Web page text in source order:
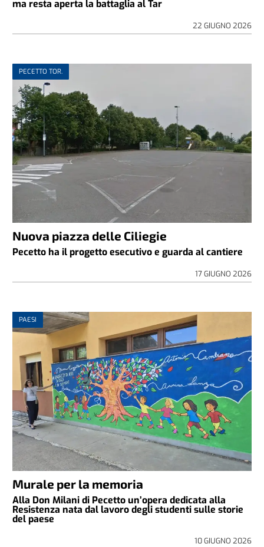
ma resta aperta la battaglia al Tar
22 GIUGNO 2026
PECETTO TOR.
Nuova piazza delle Ciliegie
Pecetto ha il progetto esecutivo e guarda al cantiere
17 GIUGNO 2026
PAESI
Murale per la memoria
Alla Don Milani di Pecetto un’opera dedicata alla
Resistenza nata dal lavoro degli studenti sulle storie
del paese
10 GIUGNO 2026